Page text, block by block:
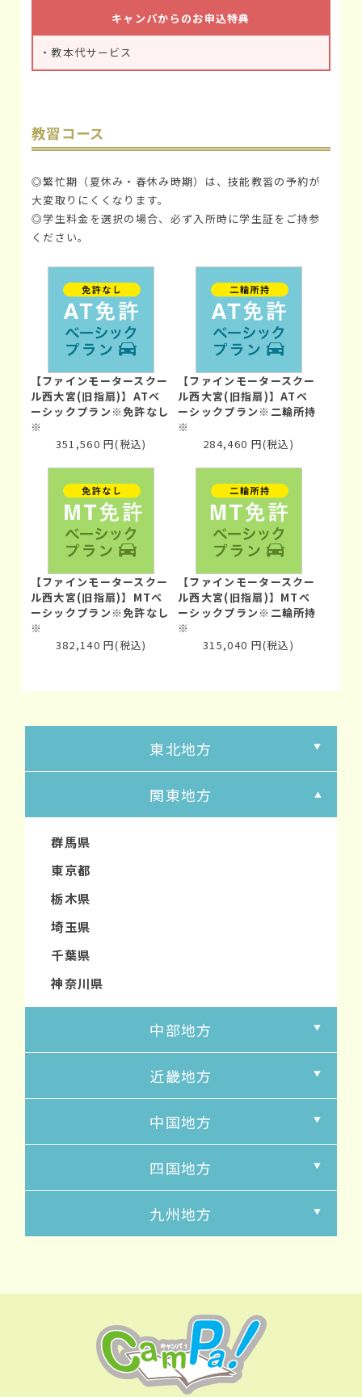
キャンパからのお申込特典
・教本代サービス
教習コース
◎繁忙期（夏休み・春休み時期）は、技能教習の予約が
大変取りにくくなります。
◎学生料金を選択の場合、必ず入所時に学生証をご持参
ください。
【ファインモータースクー
ル西大宮(旧指扇)】ATベ
ーシックプラン※免許なし
※
351,560 円(税込)
【ファインモータースクー
ル西大宮(旧指扇)】ATベ
ーシックプラン※二輪所持
※
284,460 円(税込)
【ファインモータースクー
ル西大宮(旧指扇)】MTベ
ーシックプラン※免許なし
※
382,140 円(税込)
【ファインモータースクー
ル西大宮(旧指扇)】MTベ
ーシックプラン※二輪所持
※
315,040 円(税込)
東北地方
関東地方
群馬県
東京都
栃木県
埼玉県
千葉県
神奈川県
中部地方
近畿地方
中国地方
四国地方
九州地方